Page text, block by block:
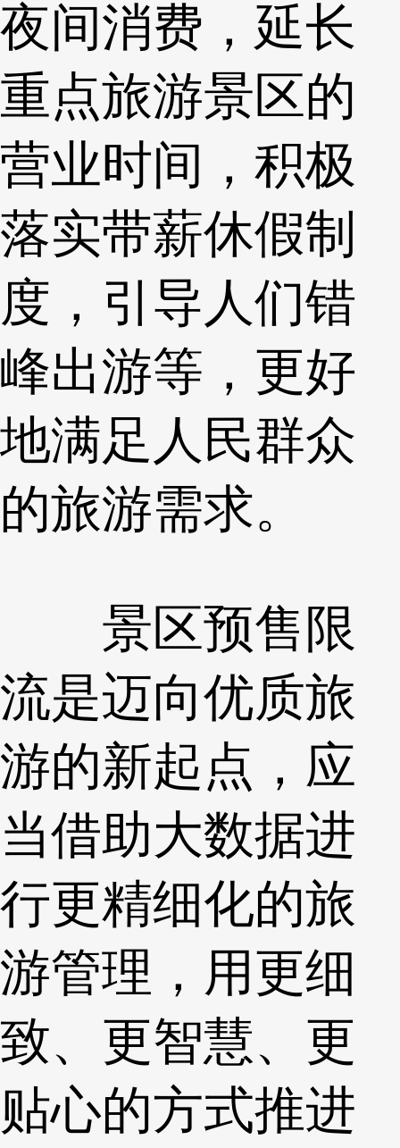
夜间消费，延长
重点旅游景区的
营业时间，积极
落实带薪休假制
度，引导人们错
峰出游等，更好
地满足人民群众
的旅游需求。
景区预售限
流是迈向优质旅
游的新起点，应
当借助大数据进
行更精细化的旅
游管理，用更细
致、更智慧、更
贴心的方式推进